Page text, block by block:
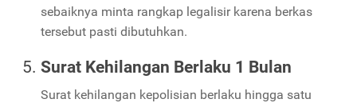
sebaiknya minta rangkap legalisir karena berkas
tersebut pasti dibutuhkan.
Surat Kehilangan Berlaku 1 Bulan
Surat kehilangan kepolisian berlaku hingga satu